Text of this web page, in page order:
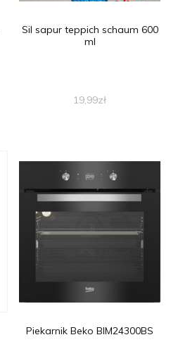
Sil sapur teppich schaum 600
ml
19,99zł
Piekarnik Beko BIM24300BS